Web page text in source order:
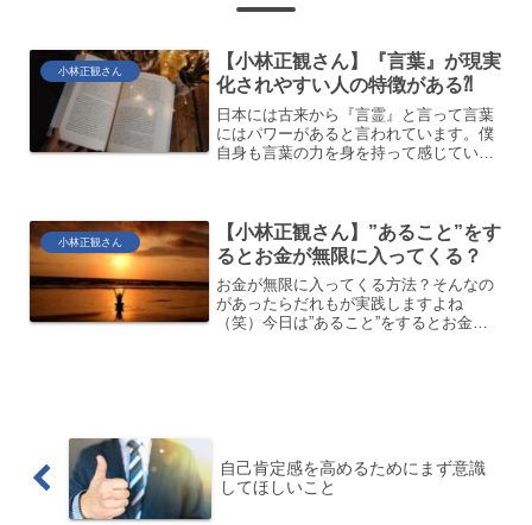
小林正観さん
【小林正観さん】『言葉』が現実
化されやすい人の特徴がある⁈
日本には古来から『言霊』と言って言葉
にはパワーがあると言われています。僕
自身も言葉の力を身を持って感じていま
とお伝えしています。僕は...
小林正観さん
【小林正観さん】”あること”をす
るとお金が無限に入ってくる？
お金が無限に入ってくる方法？そんなの
があったらだれもが実践しますよね
（笑）今日は”あること”をするとお金に
自己肯定感を高めるためにまず意識
してほしいこと